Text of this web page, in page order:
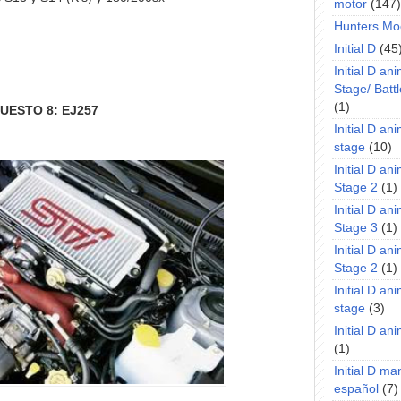
8: EJ257
motor (147)
Hunters
Initial D
Initial D
Stage/
(1)
Initial D
stage (10)
Initial D
Stage 2 (1)
Initial D
Stage 3 (1)
Initial D
Stage 2 (1)
Initial D
stage (3)
Initial D
(1)
Initial D
español (7)